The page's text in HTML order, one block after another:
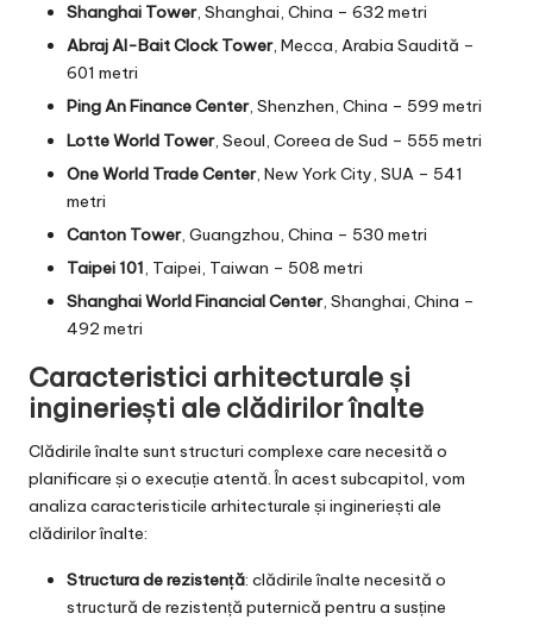
Shanghai Tower, Shanghai, China – 632 metri
Abraj Al-Bait Clock Tower, Mecca, Arabia Saudită –
601 metri
Ping An Finance Center, Shenzhen, China – 599 metri
Lotte World Tower, Seoul, Coreea de Sud – 555 metri
One World Trade Center, New York City, SUA – 541
metri
Canton Tower, Guangzhou, China – 530 metri
Taipei 101, Taipei, Taiwan – 508 metri
Shanghai World Financial Center, Shanghai, China –
492 metri
Caracteristici arhitecturale și
ingineriești ale clădirilor înalte
Clădirile înalte sunt structuri complexe care necesită o
planificare și o execuție atentă. În acest subcapitol, vom
analiza caracteristicile arhitecturale și ingineriești ale
clădirilor înalte:
Structura de rezistență: clădirile înalte necesită o
structură de rezistență puternică pentru a susține